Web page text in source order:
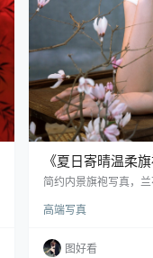
《夏日寄晴温柔
简约内景旗袍写真，兰
高端写真
图好看